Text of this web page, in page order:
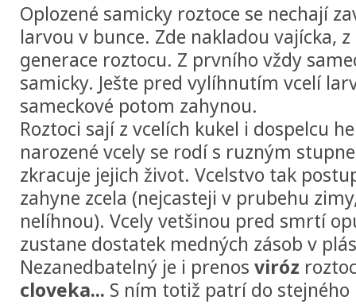
Oplozené samicky roztoce se nechají
larvou v bunce. Zde nakladou vajícka,
generace roztocu. Z prvního vždy
samicky. Ješte pred vylíhnutím vcelí
sameckové potom zahynou.
Roztoci sají z vcelích kukel i dospelcu
narozené vcely se rodí s ruzným
zkracuje jejich život. Vcelstvo tak
zahyne zcela (nejcasteji v prubehu
nelíhnou). Vcely vetšinou pred smrtí
zustane dostatek medných zásob v
Nezanedbatelný je i prenos viróz
cloveka... S ním totiž patrí do